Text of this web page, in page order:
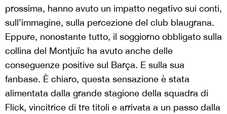
prossima, hanno avuto un impatto negativo sui conti,
sull’immagine, sulla percezione del club blaugrana.
Eppure, nonostante tutto, il soggiorno obbligato sulla
collina del Montjuïc ha avuto anche delle
conseguenze positive sul Barça. E sulla sua
fanbase. È chiaro, questa sensazione è stata
alimentata dalla grande stagione della squadra di
Flick, vincitrice di tre titoli e arrivata a un passo dalla